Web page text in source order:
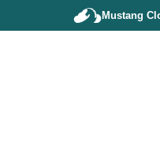
Mustang